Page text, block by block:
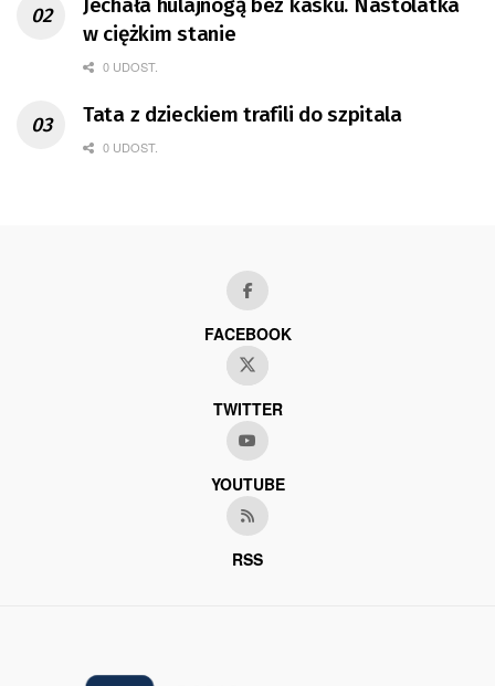
w ciężkim stanie
0 UDOST.
Tata z dzieckiem trafili do szpitala
0 UDOST.
FACEBOOK
TWITTER
YOUTUBE
RSS